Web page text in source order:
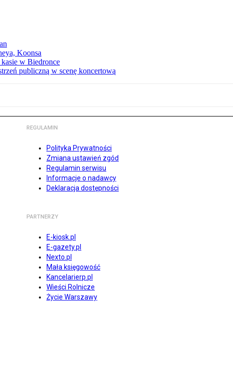
Koonsa
w Biedronce
publiczną w scenę koncertową
REGULAMIN
Polityka Prywatności
Zmiana ustawień zgód
Regulamin serwisu
Informacje o nadawcy
Deklaracja dostępności
PARTNERZY
E-kiosk.pl
E-gazety.pl
Nexto.pl
Mała księgowość
Kancelarierp.pl
Wieści Rolnicze
Życie Warszawy